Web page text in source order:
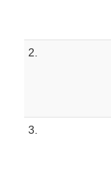
2.
3.